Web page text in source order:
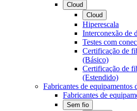
Cloud
Cloud
Hiperescala
Interconexão de
Testes com
Certificação de
(Básico)
Certificação de
(Estendido)
Fabricantes de equipamentos
Fabricantes de
Sem fio